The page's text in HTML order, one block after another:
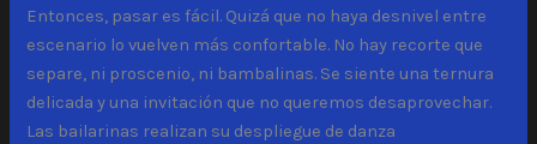
Entonces, pasar es fácil. Quizá que no haya desnivel entre
escenario lo vuelven más confortable. No hay recorte que
separe, ni proscenio, ni bambalinas. Se siente una ternura
delicada y una invitación que no queremos desaprovechar.
Las bailarinas realizan su despliegue de danza